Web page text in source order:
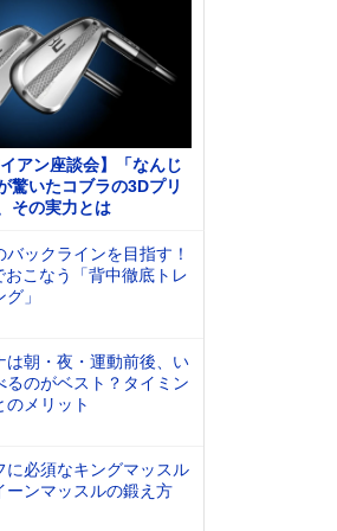
アン座談会】「なんじ
驚いたコブラの3Dプリ
その実力とは
バックラインを目指す！
おこなう「背中徹底トレ
」
は朝・夜・運動前後、い
るのがベスト？タイミン
のメリット
に必須なキングマッスル
ーンマッスルの鍛え方